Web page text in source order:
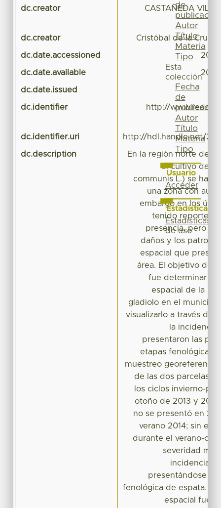
dc.creator CASTAÑEDA
dc.creator Cristóbal de la Cruz,
dc.date.accessioned
dc.date.available
dc.date.issued
dc.identifier
http://
dc.identifier.uri http://hdl.handle.net/
dc.description
En la región norte del
el cultivo de
communis L.) se ha
una zona con
embargo en los
tenido reportes
presencia, pero se
daños y los
espacial que
área. El objetivo del
fue determinar el
espacial de la
gladiolo en el
visualizarlo a través de
la
presentaron las
etapas fenológicas,
muestreo
de las dos parcelas
los ciclos invierno-
otoño de 2013 y
no se presentó en
verano 2014; sin
durante el verano-
severidad
incidencias
presentándose a
fenológica de espata. El
espacial fue
de
publicación
Autor
Título
Materia
Tipo
Esta
colección
Fecha
de
publicación
Autor
Título
Materia
Tipo
Usuario
Acceder
Estadísticas
Estadísticas
de uso